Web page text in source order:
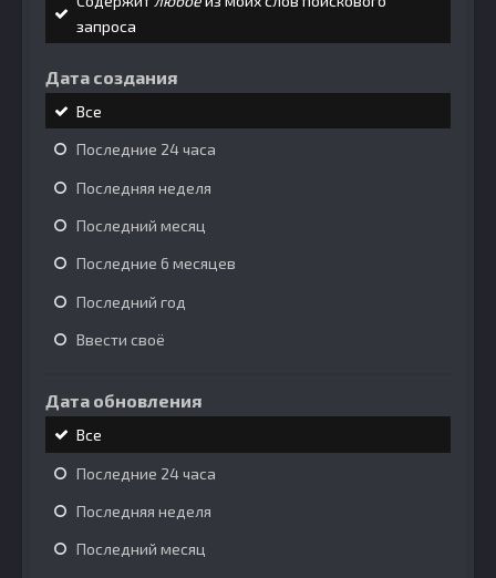
запроса
Дата создания
Все
Последние 24 часа
Последняя неделя
Последний месяц
Последние 6 месяцев
Последний год
Ввести своё
Дата обновления
Все
Последние 24 часа
Последняя неделя
Последний месяц